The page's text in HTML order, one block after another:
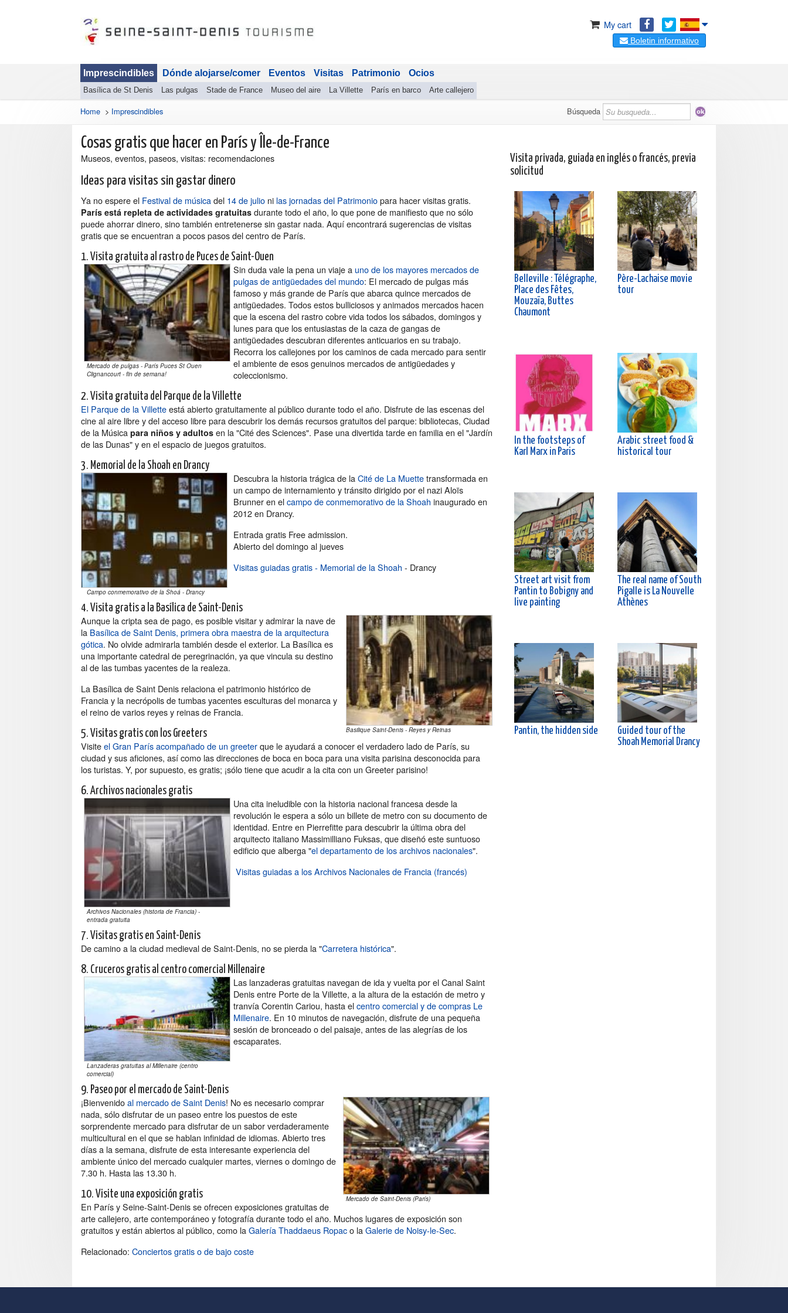
My cart
Boletin informativo
Imprescindibles
Basílica de St Denis Las pulgas Stade de France Museo del aire La Villette París en barco Arte callejero
Dónde alojarse/comer Eventos Visitas Patrimonio Ocios
Home > Imprescindibles Búsqueda
Cosas gratis que hacer en París y Île-de-France
Museos, eventos, paseos, visitas: recomendaciones
Ideas para visitas sin gastar dinero
Ya no espere el Festival de músicadel 14 de julio ni las jornadas del Patrimoniopara hacer visitas gratis.
París está repleta de actividades gratuitas durante todo el año, lo que pone de manifiesto que no sólo
puede ahorrar dinero, sino también entretenerse sin gastar nada. Aquí encontrará sugerencias de visitas
gratis que se encuentran a pocos pasos del centro de París.
1. Visita gratuita al rastro de Puces de Saint-Ouen
Mercado de pulgas - París Puces St Ouen
Clignancourt - fin de semana!
Sin duda vale la pena un viaje a uno de los mayores mercados de
pulgas de antigüedades del mundo: El mercado de pulgas más
famoso y más grande de París que abarca quince mercados de
antigüedades. Todos estos bulliciosos y animados mercados hacen
que la escena del rastro cobre vida todos los sábados, domingos y
lunes para que los entusiastas de la caza de gangas de
antigüedades descubran diferentes anticuarios en su trabajo.
Recorra los callejones por los caminos de cada mercado para sentir
el ambiente de esos genuinos mercados de antigüedades y
coleccionismo.
2. Visita gratuita del Parque de la Villette
El Parque de la Villetteestá abierto gratuitamente al público durante todo el año. Disfrute de las escenas del
cine al aire libre y del acceso libre para descubrir los demás recursos gratuitos del parque: bibliotecas, Ciudad
de la Música para niños y adultos en la "Cité des Sciences". Pase una divertida tarde en familia en el "Jardín
de las Dunas" y en el espacio de juegos gratuitos.
3. Memorial de la Shoah en Drancy
Campo conmemorativo de la Shoá - Drancy
Descubra la historia trágica de laCité de La Muettetransformada en
un campo de internamiento y tránsito dirigido por el nazi Aloïs
Brunner en elcampo de conmemorativo de la Shoah inaugurado en
2012 en Drancy.
Entrada gratis Free admission.
Abierto del domingo al jueves
Visitas guiadas gratis - Memorial de la Shoah - Drancy
4. Visita gratis a la Basílica de Saint-Denis
Basilique Saint-Denis - Reyes y Reinas
Aunque la cripta sea de pago, es posible visitar y admirar la nave de
la Basílica de Saint Denis, primera obra maestra de la arquitectura
gótica. No olvide admirarla también desde el exterior. La Basílica es
una importante catedral de peregrinación, ya que vincula su destino
al de las tumbas yacentes de la realeza.
La Basílica de Saint Denis relaciona el patrimonio histórico de
Francia y la necrópolis de tumbas yacentes esculturas del monarca y
el reino de varios reyes y reinas de Francia.
5. Visitas gratis con los Greeters
Visiteel Gran París acompañado de un greeterque le ayudará a conocer el verdadero lado de París, su
ciudad y sus aficiones, así como las direcciones de boca en boca para una visita parisina desconocida para
los turistas. Y, por supuesto, es gratis; ¡sólo tiene que acudir a la cita con un Greeter parisino!
6. Archivos nacionales gratis
Archivos Nacionales (historia de Francia) -
entrada gratuita
Una cita ineludible con la historia nacional francesa desde la
revolución le espera a sólo un billete de metro con su documento de
identidad. Entre en Pierrefitte para descubrir la última obra del
arquitecto italiano Massimilliano Fuksas, que diseñó este suntuoso
edificio que alberga "el departamento de los archivos nacionales".
Visitas guiadas a los Archivos Nacionales de Francia (francés)
7. Visitas gratis en Saint-Denis
De camino a la ciudad medieval de Saint-Denis, no se pierda la "Carretera histórica".
8. Cruceros gratis al centro comercial Millenaire
Lanzaderas gratuitas al Millenaire (centro
comercial)
Las lanzaderas gratuitas navegan de ida y vuelta por el Canal Saint
Denis entre Porte de la Villette, a la altura de la estación de metro y
tranvía Corentin Cariou, hasta elcentro comercial y de compras Le
Millenaire. En 10 minutos de navegación, disfrute de una pequeña
sesión de bronceado o del paisaje, antes de las alegrías de los
escaparates.
9. Paseo por el mercado de Saint-Denis
Mercado de Saint-Denis (París)
¡Bienvenidoal mercado de Saint Denis! No es necesario comprar
nada, sólo disfrutar de un paseo entre los puestos de este
sorprendente mercado para disfrutar de un sabor verdaderamente
multicultural en el que se hablan infinidad de idiomas. Abierto tres
días a la semana, disfrute de esta interesante experiencia del
ambiente único del mercado cualquier martes, viernes o domingo de
7.30 h. Hasta las 13.30 h.
10. Visite una exposición gratis
En París y Seine-Saint-Denis se ofrecen exposiciones gratuitas de
arte callejero, arte contemporáneo y fotografía durante todo el año. Muchos lugares de exposición son
gratuitos y están abiertos al público, como laGalería Thaddaeus Ropaco laGalerie de Noisy-le-Sec.
Relacionado: Conciertos gratis o de bajo coste
Visita privada, guiada en inglés o francés, previa
solicitud
Belleville : Télégraphe,
Place des Fêtes,
Mouzaïa, Buttes
Chaumont
Père-Lachaise movie
tour
In the footsteps of
Karl Marx in Paris
Arabic street food &
historical tour
Street art visit from
Pantin to Bobigny and
live painting
The real name of South
Pigalle is La Nouvelle
Athènes
Pantin, the hidden side
Guided tour of the
Shoah Memorial Drancy